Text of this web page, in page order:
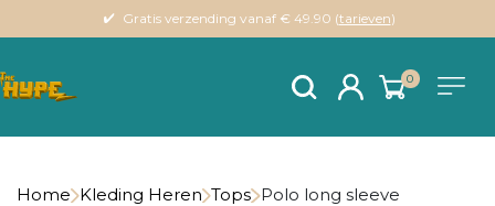
Gratis verzending vanaf € 49.90 (tarieven)
0
Home Kleding Heren Tops Polo long sleeve